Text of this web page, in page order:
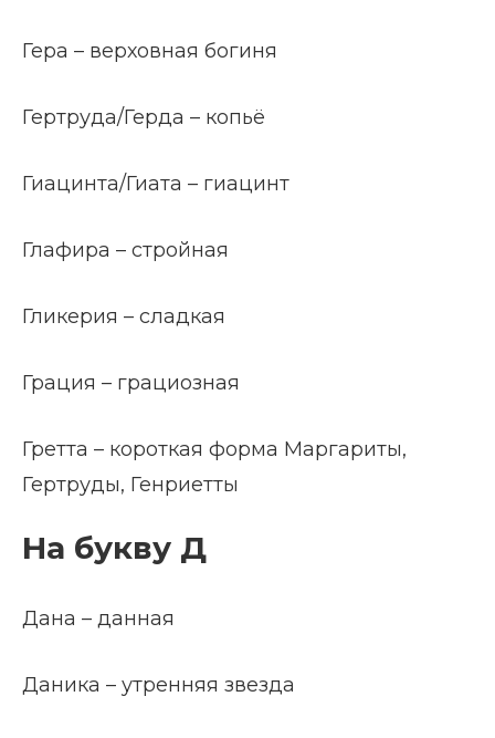
Гера – верховная богиня
Гертруда/Герда – копьё
Гиацинта/Гиата – гиацинт
Глафира – стройная
Гликерия – сладкая
Грация – грациозная
Гретта – короткая форма Маргариты,
Гертруды, Генриетты
На букву Д
Дана – данная
Даника – утренняя звезда